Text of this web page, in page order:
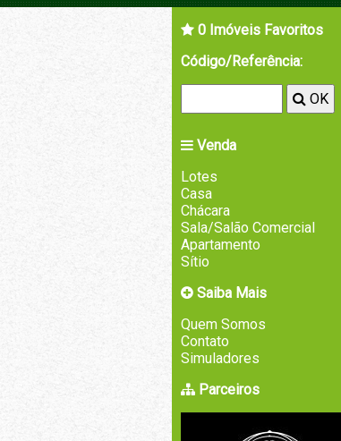
0 Imóveis Favoritos
Código/Referência:
OK
Venda
Lotes
Casa
Chácara
Sala/Salão Comercial
Apartamento
Sítio
Saiba Mais
Quem Somos
Contato
Simuladores
Parceiros